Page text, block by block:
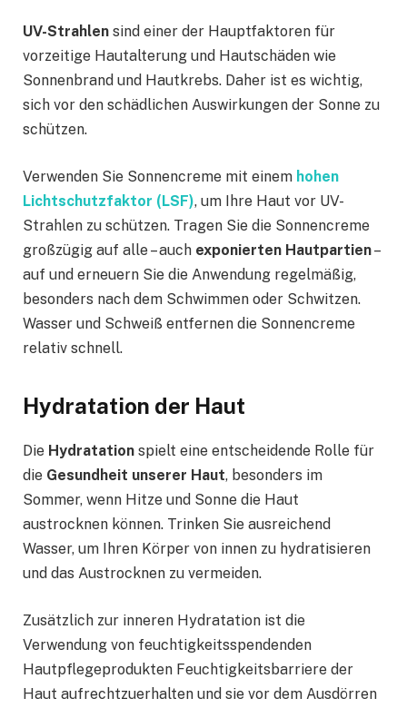
UV-Strahlen sind einer der Hauptfaktoren für
vorzeitige Hautalterung und Hautschäden wie
Sonnenbrand und Hautkrebs. Daher ist es wichtig,
sich vor den schädlichen Auswirkungen der Sonne zu
schützen.
Verwenden Sie Sonnencreme mit einem hohen
Lichtschutzfaktor (LSF), um Ihre Haut vor UV-
Strahlen zu schützen. Tragen Sie die Sonnencreme
großzügig auf alle – auch exponierten Hautpartien–
auf und erneuern Sie die Anwendung regelmäßig,
besonders nach dem Schwimmen oder Schwitzen.
Wasser und Schweiß entfernen die Sonnencreme
relativ schnell.
Hydratation der Haut
Die Hydratation spielt eine entscheidende Rolle für
die Gesundheit unserer Haut, besonders im
Sommer, wenn Hitze und Sonne die Haut
austrocknen können. Trinken Sie ausreichend
Wasser, um Ihren Körper von innen zu hydratisieren
und das Austrocknen zu vermeiden.
Zusätzlich zur inneren Hydratation ist die
Verwendung von feuchtigkeitsspendenden
Hautpflegeprodukten Feuchtigkeitsbarriere der
Haut aufrechtzuerhalten und sie vor dem Ausdörren